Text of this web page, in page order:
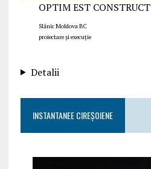
OPTIM EST CONSTRUCT
Slănic Moldova BC
proiectare și execuție
Detalii
INSTANTANEE CIREȘOIENE